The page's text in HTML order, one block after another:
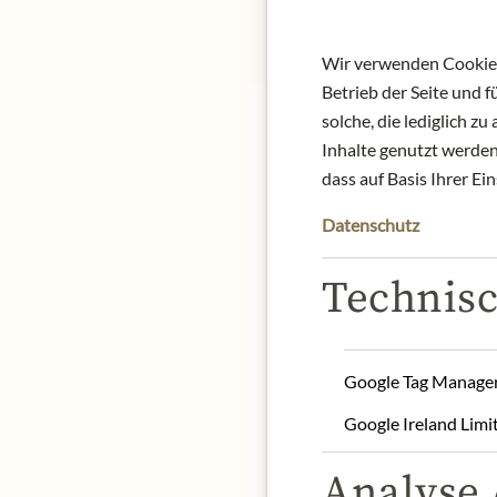
Originally, Sassicaia
della Rocchetta, scion
Cabernet Franc – in
were intended for the
Nose:Aromas of black
Pairing
Wir verwenden
Betrieb der Seite und
solche, die lediglich
Inhalte genutzt
dass auf Basis Ihrer
Datenschutz
Google Tag
Google Ireland